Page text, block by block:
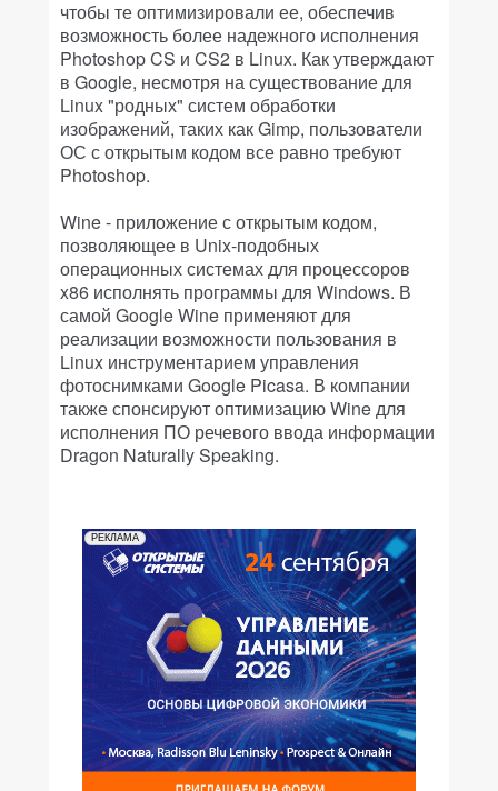
чтобы те оптимизировали ее, обеспечив
возможность более надежного исполнения
Photoshop CS и CS2 в Linux. Как утверждают
в Google, несмотря на существование для
Linux "родных" систем обработки
изображений, таких как Gimp, пользователи
ОС с открытым кодом все равно требуют
Photoshop.
Wine - приложение с открытым кодом,
позволяющее в Unix-подобных
операционных системах для процессоров
x86 исполнять программы для Windows. В
самой Google Wine применяют для
реализации возможности пользования в
Linux инструментарием управления
фотоснимками Google Picasa. В компании
также спонсируют оптимизацию Wine для
исполнения ПО речевого ввода информации
Dragon Naturally Speaking.
РЕКЛАМА